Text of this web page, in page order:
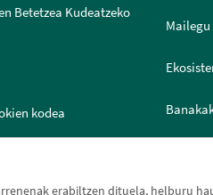
erabiltzen dituela, helburu
Betetzea Kudeatzeko
kodea